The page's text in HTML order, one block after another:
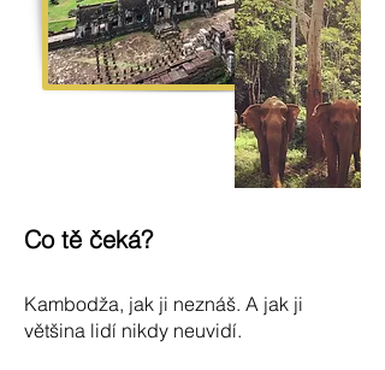
Co tě čeká?
Kambodža, jak ji neznáš. A jak ji
většina lidí nikdy neuvidí.